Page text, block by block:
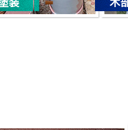
北区 K様 【お客さまの声】